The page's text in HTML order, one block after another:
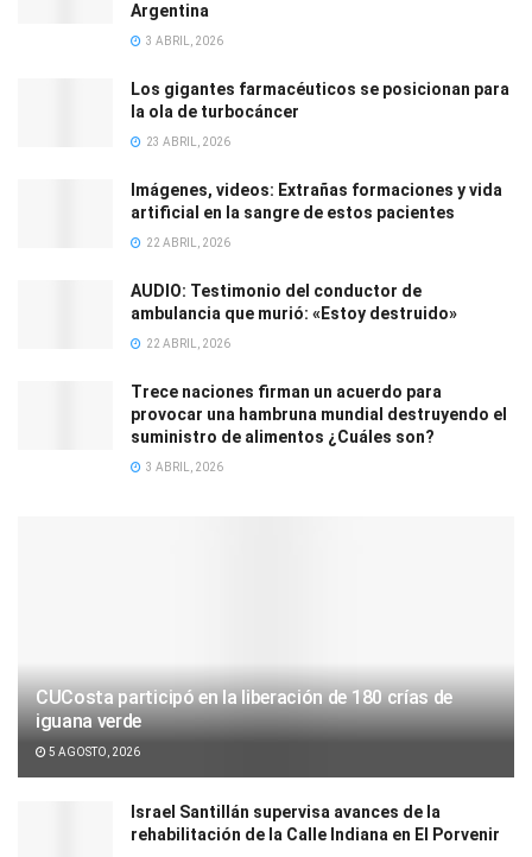
Argentina
3 ABRIL, 2026
Los gigantes farmacéuticos se posicionan para
la ola de turbocáncer
23 ABRIL, 2026
Imágenes, videos: Extrañas formaciones y vida
artificial en la sangre de estos pacientes
22 ABRIL, 2026
AUDIO: Testimonio del conductor de
ambulancia que murió: «Estoy destruido»
22 ABRIL, 2026
Trece naciones firman un acuerdo para
provocar una hambruna mundial destruyendo el
suministro de alimentos ¿Cuáles son?
3 ABRIL, 2026
CUCosta participó en la liberación de 180 crías de
iguana verde
5 AGOSTO, 2026
Israel Santillán supervisa avances de la
rehabilitación de la Calle Indiana en El Porvenir